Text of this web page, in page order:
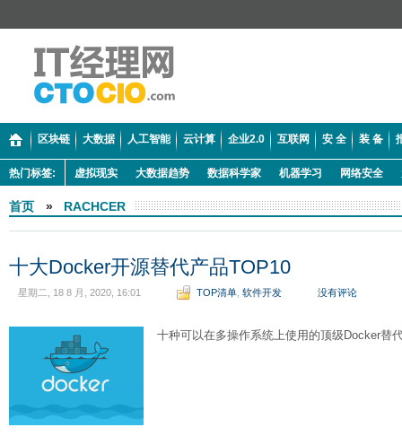
区块链 大数据 人工智能 云计算 企业2.0 互联网 安 全 装 备
热门标签: 虚拟现实 大数据趋势 数据科学家 机器学习 网络安全
首页 » RACHCER
十大Docker开源替代产品TOP10
星期二, 18 8 月, 2020, 16:01 TOP清单 软件开发 没有评论
十种可以在多操作系统上使用的顶级Docker替